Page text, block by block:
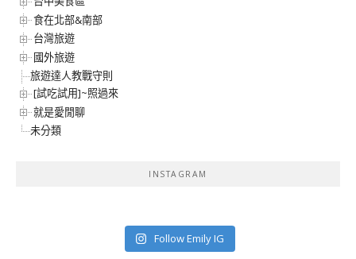
食在北部&南部
台灣旅遊
國外旅遊
旅遊達人教戰守則
[試吃試用]~照過來
就是愛閒聊
未分類
INSTAGRAM
Follow Emily IG